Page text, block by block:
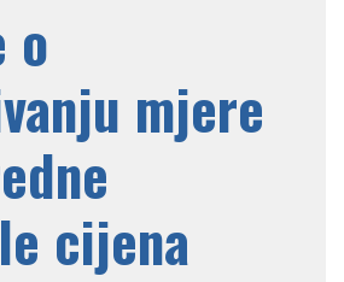
o
mjere
cijena